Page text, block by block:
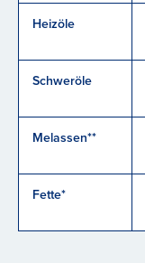
Heizöle
Schweröle
Melassen**
Fette*